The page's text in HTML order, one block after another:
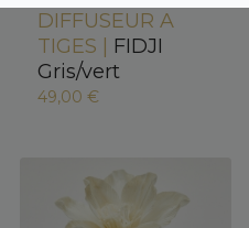
DIFFUSEUR A
TIGES | FIDJI
Gris/vert
49,00 €